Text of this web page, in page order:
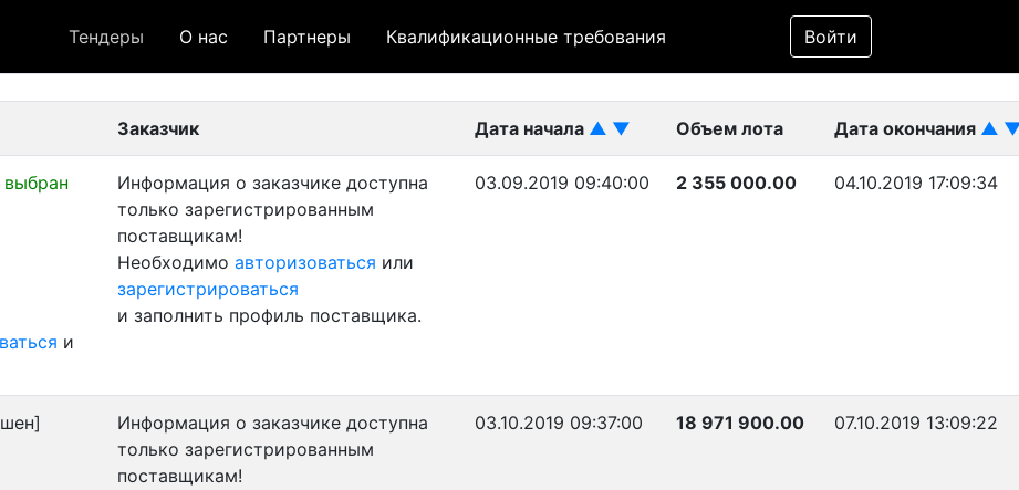
Тендеры О нас Партнеры Квалификационные требования Войти
Фильтр
Заказчик Дата начала ▲ ▼ Объем лота Дата окончания ▲
и
Информация о заказчике доступна
только зарегистрированным
поставщикам!
Необходимо авторизоваться или
зарегистрироваться
и заполнить профиль поставщика.
03.09.2019 09:40:00 2 355 000.00 04.10.2019 17:09:34
Информация о заказчике доступна
только зарегистрированным
поставщикам!
03.10.2019 09:37:00 18 971 900.00 07.10.2019 13:09:22